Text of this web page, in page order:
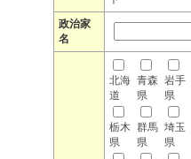
政治家
名
北海
道
青森
県
岩手
県
栃木
県
群馬
県
埼玉
県